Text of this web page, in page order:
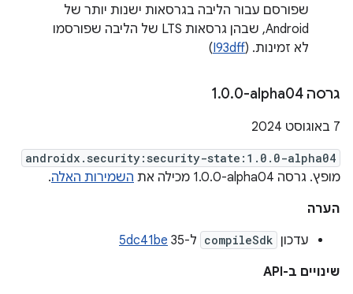
שפורסם עבור הליבה בגרסאות ישנות יותר של
Android, שבהן גרסאות LTS של הליבה שפורסמו
לא זמינות. (I93dff
)
גרסה ‎1 .0.0-alpha04
‫7 באוגוסט 2024
androidx.security:security-state:1.0.0-alpha04
מופץ. גרסה ‎1.0.0-alpha04 מכילה את השמירות האלה.
הערה
עדכון compileSdk ל-35
5dc41be
שינויים ב-API